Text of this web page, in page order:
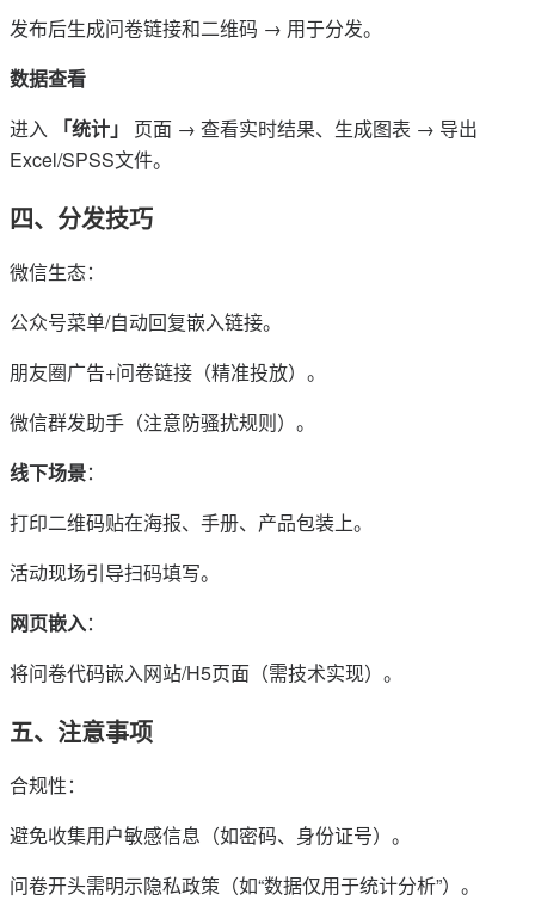
发布后生成问卷链接和二维码 → 用于分发。
数据查看
进入
「统计」
页面 → 查看实时结果、生成图表 → 导出
Excel/SPSS文件。
四、分发技巧
微信生态：
公众号菜单/自动回复嵌入链接。
朋友圈广告+问卷链接（精准投放）。
微信群发助手（注意防骚扰规则）。
线下场景：
打印二维码贴在海报、手册、产品包装上。
活动现场引导扫码填写。
网页嵌入：
将问卷代码嵌入网站/H5页面（需技术实现）。
五、注意事项
合规性：
避免收集用户敏感信息（如密码、身份证号）。
问卷开头需明示隐私政策（如“数据仅用于统计分析”）。